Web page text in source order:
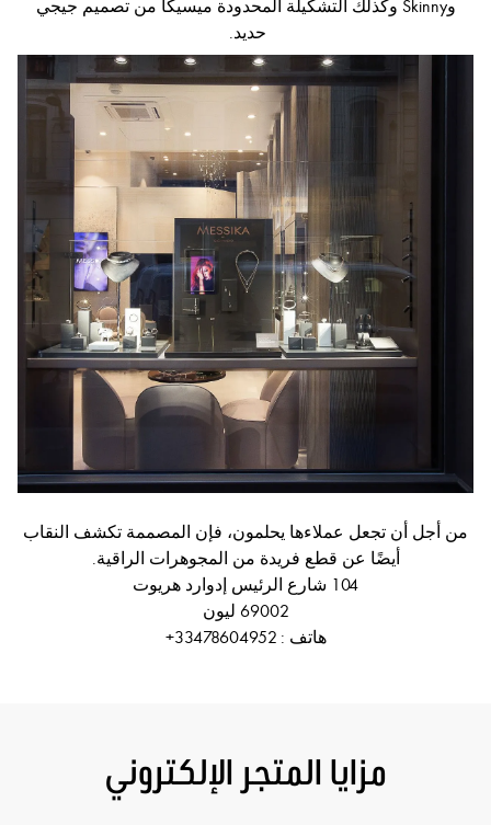
وSkinny وكذلك التشكيلة المحدودة ميسيكا من تصميم جيجي
حديد.
من أجل أن تجعل عملاءها يحلمون، فإن المصممة تكشف النقاب
أيضًا عن قطع فريدة من المجوهرات الراقية.
104 شارع الرئيس إدوارد هريوت
69002 ليون
هاتف :33478604952+
مزايا المتجر الإلكتروني